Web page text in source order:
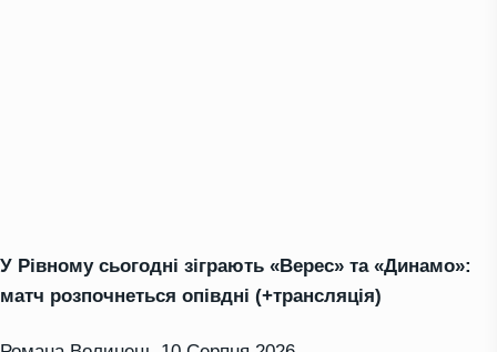
У Рівному сьогодні зіграють «Верес» та «Динамо»:
матч розпочнеться опівдні (+трансляція)